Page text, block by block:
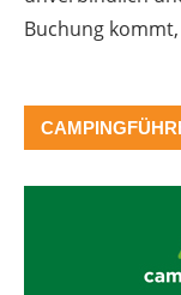
Buchung